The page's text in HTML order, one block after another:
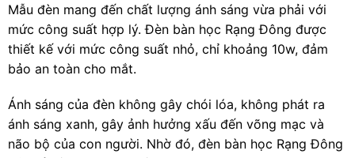
Mẫu đèn mang đến chất lượng ánh sáng vừa phải với
mức công suất hợp lý. Đèn bàn học Rạng Đông được
thiết kế với mức công suất nhỏ, chỉ khoảng 10w, đảm
bảo an toàn cho mắt.
Ánh sáng của đèn không gây chói lóa, không phát ra
ánh sáng xanh, gây ảnh hưởng xấu đến võng mạc và
não bộ của con người. Nhờ đó, đèn bàn học Rạng Đông